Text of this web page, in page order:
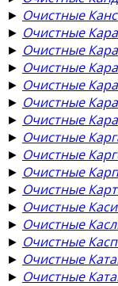
► Очистные
► Очистные
► Очистные
► Очистные
► Очистные
► Очистные
► Очистные
► Очистные
► Очистные
► Очистные
► Очистные
► Очистные
► Очистные
► Очистные
► Очистные
► Очистные